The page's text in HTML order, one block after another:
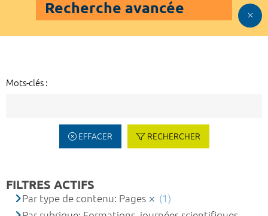
Recherche avancée
Mots-clés :
EFFACER RECHERCHER
FILTRES ACTIFS
Par type de contenu: Pages
(1)